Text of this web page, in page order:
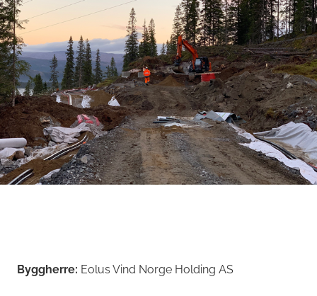
Byggherre: Eolus Vind Norge Holding AS